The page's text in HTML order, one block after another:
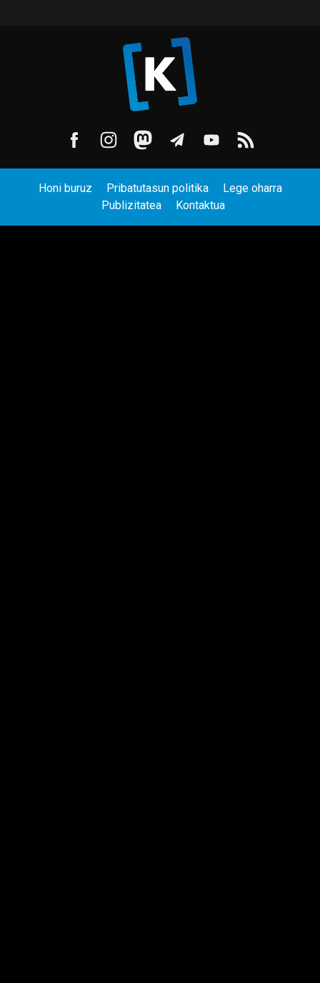
Honi buruz Pribatutasun politika
Lege oharra
Publizitatea
Kontaktua